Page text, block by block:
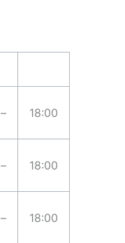
– 18:00
– 18:00
– 18:00